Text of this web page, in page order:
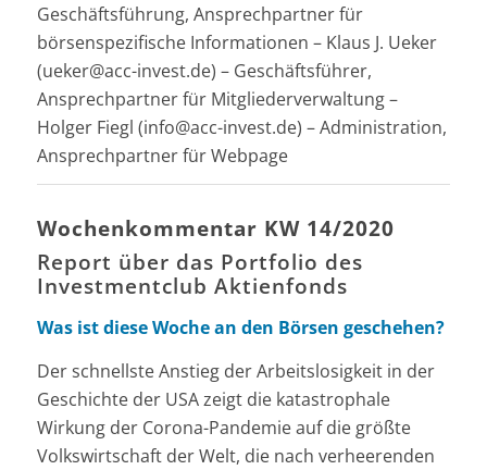
Geschäftsführung, Ansprechpartner für
börsenspezifische Informationen – Klaus J. Ueker
(ueker@acc-invest.de) – Geschäftsführer,
Ansprechpartner für Mitgliederverwaltung –
Holger Fiegl (info@acc-invest.de) – Administration,
Ansprechpartner für Webpage
Wochenkommentar KW 14/2020
Report über das Portfolio des
Investmentclub Aktienfonds
Was ist diese Woche an den Börsen geschehen?
Der schnellste Anstieg der Arbeitslosigkeit in der
Geschichte der USA zeigt die katastrophale
Wirkung der Corona-Pandemie auf die größte
Volkswirtschaft der Welt, die nach verheerenden